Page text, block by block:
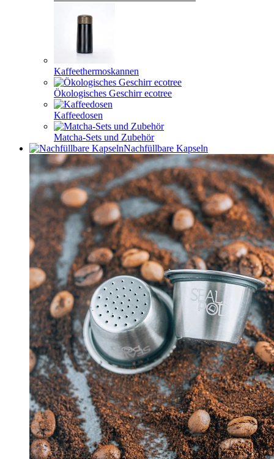
Kaffeethermoskannen
Ökologisches Geschirr ecotree
Kaffeedosen
Matcha-Sets und Zubehör
Nachfüllbare Kapseln